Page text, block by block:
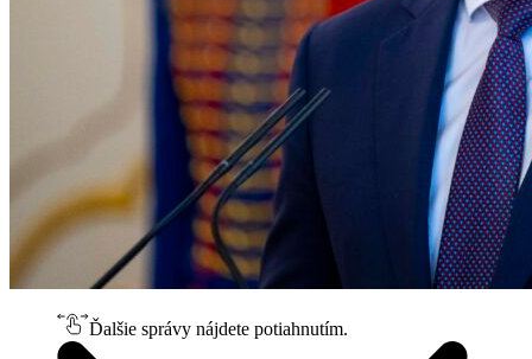
Ďalšie správy nájdete potiahnutím.